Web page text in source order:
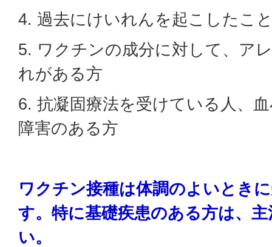
4. 過去にけいれんを起こしたこ
5. ワクチンの成分に対して、ア
れがある方
6. 抗凝固療法を受けている人、
障害のある方
ワクチン接種は体調のよいとき
す。特に基礎疾患のある方は、
い。